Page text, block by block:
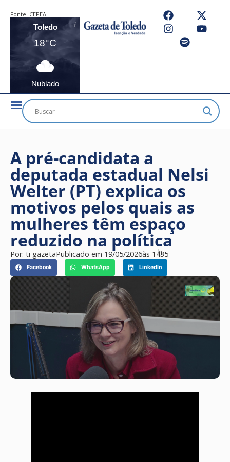
Fonte: CEPEA
Toledo
18°C
Nublado
A pré-candidata a
deputada estadual Nelsi
Welter (PT) explica os
motivos pelos quais as
mulheres têm espaço
reduzido na política
Por: ti gazetaPublicado em 19/05/2026às 14h35
Facebook WhatsApp LinkedIn